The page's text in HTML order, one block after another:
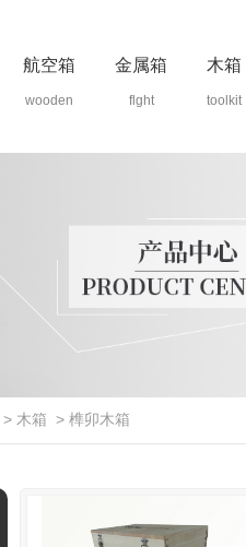
航空箱
wooden
金属箱
flght
木箱
toolkit
> 木箱 > 榫卯木箱